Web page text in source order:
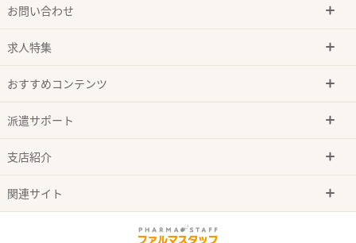
お問い合わせ
求人特集
おすすめコンテンツ
派遣サポート
支店紹介
関連サイト